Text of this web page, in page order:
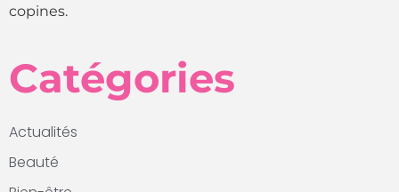
copines.
Catégories
Actualités
Beauté